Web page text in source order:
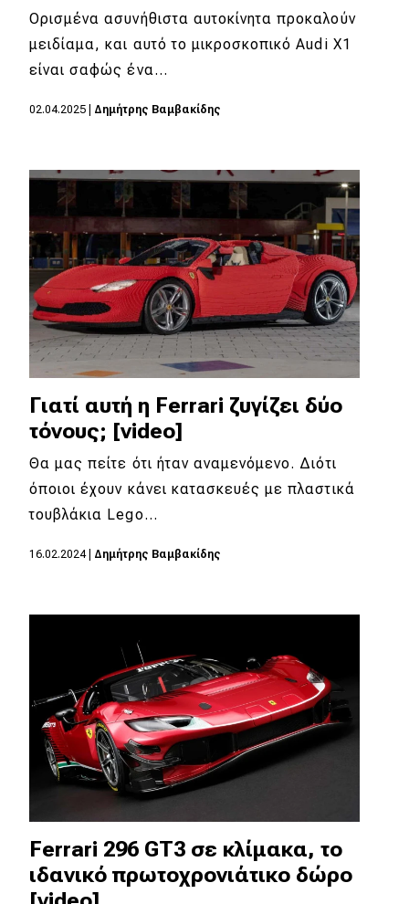
Οδική βοήθεια
Ορισμένα ασυνήθιστα αυτοκίνητα προκαλούν
μειδίαμα, και αυτό το μικροσκοπικό Audi X1
είναι σαφώς ένα…
02.04.2025 Δημήτρης Βαμβακίδης
Γιατί αυτή η Ferrari ζυγίζει δύο
τόνους; [video]
Θα μας πείτε ότι ήταν αναμενόμενο. Διότι
όποιοι έχουν κάνει κατασκευές με πλαστικά
τουβλάκια Lego…
16.02.2024| Δημήτρης Βαμβακίδης
Ferrari 296 GT3 σε κλίμακα, το
ιδανικό πρωτοχρονιάτικο δώρο